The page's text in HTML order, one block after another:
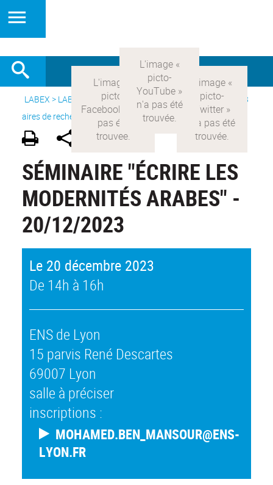
LABEX > LABEX COMOD> Version française > Recherche >
8
aires de recherche> Modernités arabes
SÉMINAIRE "ÉCRIRE LES
MODERNITÉS ARABES" -
20/12/2023
Le 20 décembre 2023
De 14h à 16h
ENS de Lyon
15 parvis René Descartes
69007 Lyon
salle à préciser
inscriptions :
MOHAMED.BEN_MANSOUR@ENS-
LYON.FR